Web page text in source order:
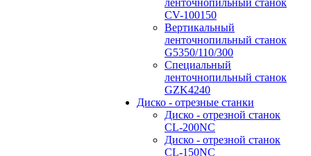
ленточнопильный станок
CV-100150
Вертикальный
ленточнопильный станок
G5350/110/300
Специальный
ленточнопильный станок
GZK4240
Диско - отрезные станки
Диско - отрезной станок
CL-200NC
Диско - отрезной станок
CL-150NC